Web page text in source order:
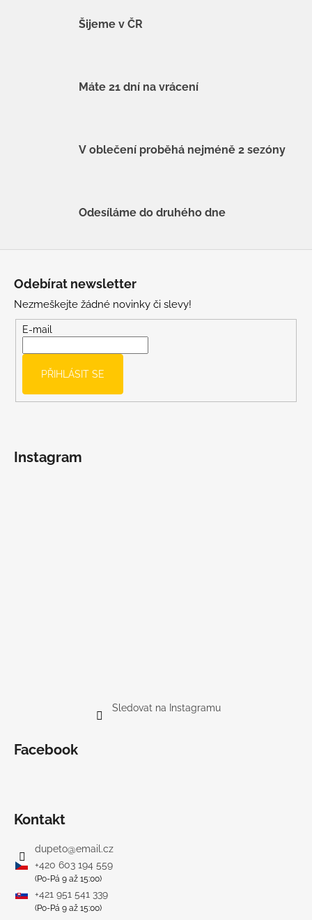
Šijeme v ČR
Máte 21 dní na vrácení
V oblečení proběhá nejméně 2 sezóny
Odesíláme do druhého dne
Odebírat newsletter
Nezmeškejte žádné novinky či slevy!
E-mail
PŘIHLÁSIT SE
Instagram
Sledovat na Instagramu
Facebook
Kontakt
dupeto@email.cz
+420 603 194 559
(Po-Pá 9 až 15:00)
+421 951 541 339
(Po-Pá 9 až 15:00)